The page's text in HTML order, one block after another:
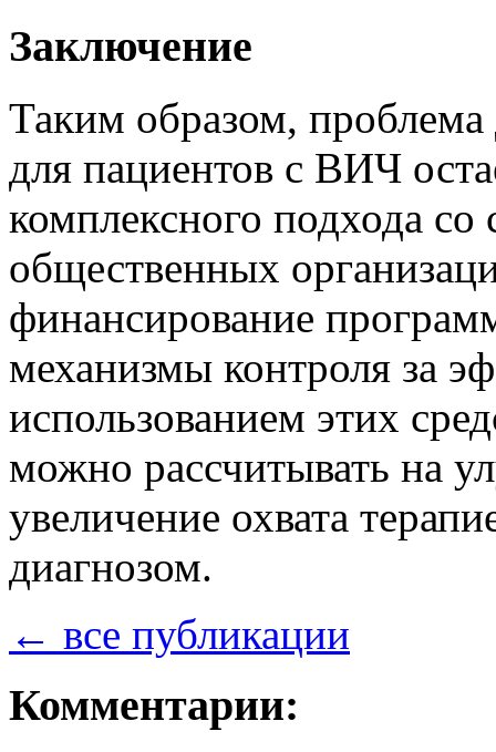
Заключение
Таким образом, проблема
для пациентов с ВИЧ
комплексного подхода со
общественных
финансирование
механизмы контроля за
использованием этих
можно рассчитывать на
увеличение охвата
диагнозом.
← все публикации
Комментарии: